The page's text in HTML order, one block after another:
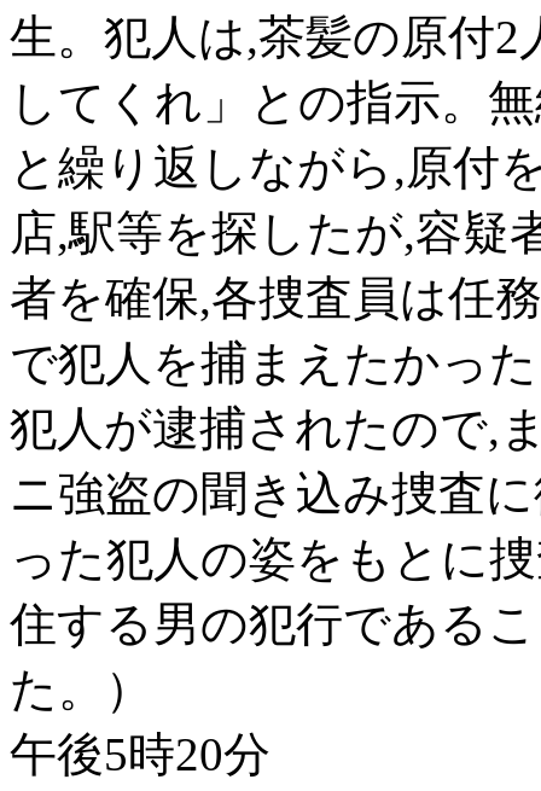
生。犯人は,茶髪の原付
してくれ」との指示。
と繰り返しながら,原付
店,駅等を探したが,容疑
者を確保,各捜査員は任
で犯人を捕まえたかっ
犯人が逮捕されたので,
ニ強盗の聞き込み捜査
った犯人の姿をもとに
住する男の犯行である
た。）
午後5時20分